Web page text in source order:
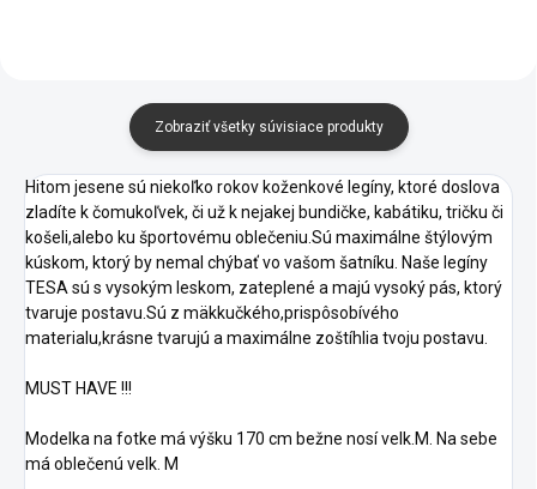
Zobraziť všetky súvisiace produkty
Hitom jesene sú niekoľko rokov koženkové legíny, ktoré doslova
zladíte k čomukoľvek, či už k nejakej bundičke, kabátiku, tričku či
košeli,alebo ku športovému oblečeniu.Sú maximálne štýlovým
kúskom, ktorý by nemal chýbať vo vašom šatníku. Naše legíny
TESA sú s vysokým leskom, zateplené a majú vysoký pás, ktorý
tvaruje postavu.Sú z mäkkučkého,prispôsobívého
materialu,krásne tvarujú a maximálne zoštíhlia tvoju postavu.
MUST HAVE !!!
Modelka na fotke má výšku 170 cm bežne nosí velk.M. Na sebe
má oblečenú velk. M